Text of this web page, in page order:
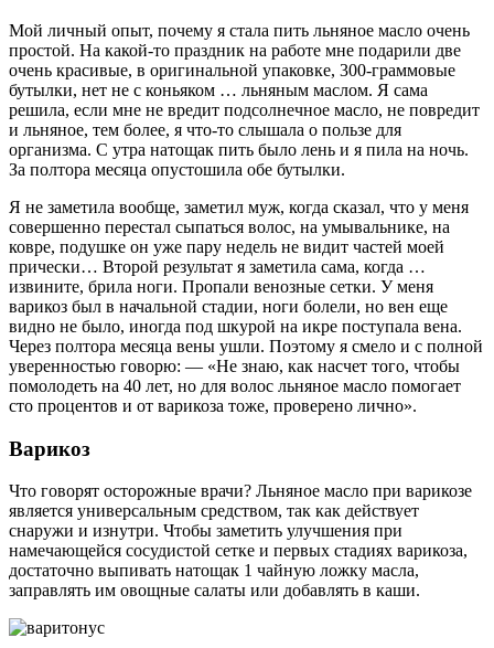
Мой личный опыт, почему я стала пить льняное масло очень
простой. На какой-то праздник на работе мне подарили две
очень красивые, в оригинальной упаковке, 300-граммовые
бутылки, нет не с коньяком … льняным маслом. Я сама
решила, если мне не вредит подсолнечное масло, не повредит
и льняное, тем более, я что-то слышала о пользе для
организма. С утра натощак пить было лень и я пила на ночь.
За полтора месяца опустошила обе бутылки.
Я не заметила вообще, заметил муж, когда сказал, что у меня
совершенно перестал сыпаться волос, на умывальнике, на
ковре, подушке он уже пару недель не видит частей моей
прически… Второй результат я заметила сама, когда …
извините, брила ноги. Пропали венозные сетки. У меня
варикоз был в начальной стадии, ноги болели, но вен еще
видно не было, иногда под шкурой на икре поступала вена.
Через полтора месяца вены ушли. Поэтому я смело и с полной
уверенностью говорю: ― «Не знаю, как насчет того, чтобы
помолодеть на 40 лет, но для волос льняное масло помогает
сто процентов и от варикоза тоже, проверено лично».
Варикоз
Что говорят осторожные врачи? Льняное масло при варикозе
является универсальным средством, так как действует
снаружи и изнутри. Чтобы заметить улучшения при
намечающейся сосудистой сетке и первых стадиях варикоза,
достаточно выпивать натощак 1 чайную ложку масла,
заправлять им овощные салаты или добавлять в каши.